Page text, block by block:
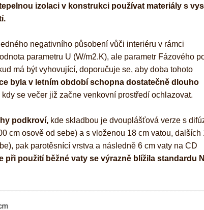
izolaci v konstrukci používat materiály s
negativního působení vůči interiéru v rámci
parametru U (W/m2.K), ale parametr Fázového
má být vyhovující, doporučuje se, aby doba tohoto
byla v letním období schopna dostatečně dlouho
kdy se večer již začne venkovní prostředí ochlazovat.
podkroví, kde skladbou je dvouplášťová verze s
cm osově od sebe) a s vloženou 18 cm vatou, dalších
pak parotěsnící vrstva a následně 6 cm vaty na CD
při použití běžné vaty se výrazně blížila standardu